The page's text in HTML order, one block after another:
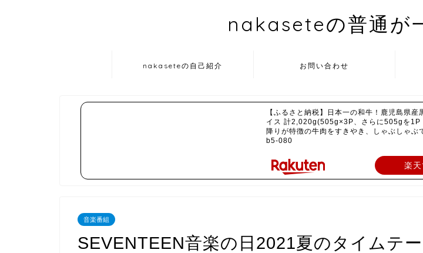
nakaseteの普通が
nakaseteの自己紹介 お問い合わせ
【ふるさと納税】日本一の和牛！鹿児島県産
イス 計2,020g(505g×3P、さらに505gを1P
降りが特徴の牛肉をすきやき、しゃぶしゃぶ
b5-080
楽天
音楽番組
SEVENTEEN音楽の日2021夏のタイムテ